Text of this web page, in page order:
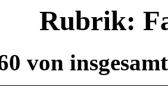
Rubrik:
von